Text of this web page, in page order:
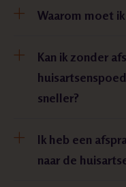
Waarom moet
Kan ik zonder
sneller?
Ik heb een
naar de